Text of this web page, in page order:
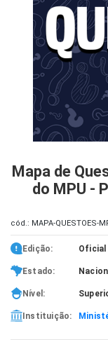
Mapa de
do MPU -
cód.: MAPA-QUESTOES-
Edição: Oficial
Estado:
Nível:
Instituição: